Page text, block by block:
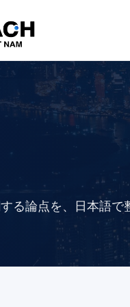
る論点を、日本語で